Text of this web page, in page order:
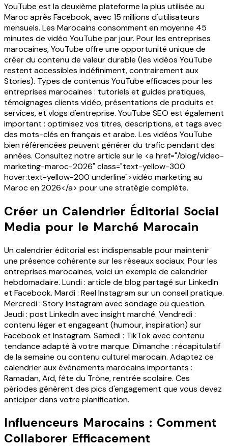
YouTube est la deuxième plateforme la plus utilisée au
Maroc après Facebook, avec 15 millions d'utilisateurs
mensuels. Les Marocains consomment en moyenne 45
minutes de vidéo YouTube par jour. Pour les entreprises
marocaines, YouTube offre une opportunité unique de
créer du contenu de valeur durable (les vidéos YouTube
restent accessibles indéfiniment, contrairement aux
Stories). Types de contenus YouTube efficaces pour les
entreprises marocaines : tutoriels et guides pratiques,
témoignages clients vidéo, présentations de produits et
services, et vlogs d'entreprise. YouTube SEO est également
important : optimisez vos titres, descriptions, et tags avec
des mots-clés en français et arabe. Les vidéos YouTube
bien référencées peuvent générer du trafic pendant des
années. Consultez notre article sur le <a href="/blog/video-
marketing-maroc-2026" class="text-yellow-300
hover:text-yellow-200 underline">vidéo marketing au
Maroc en 2026</a> pour une stratégie complète.
Créer un Calendrier Éditorial Social
Media pour le Marché Marocain
Un calendrier éditorial est indispensable pour maintenir
une présence cohérente sur les réseaux sociaux. Pour les
entreprises marocaines, voici un exemple de calendrier
hebdomadaire. Lundi : article de blog partagé sur LinkedIn
et Facebook. Mardi : Reel Instagram sur un conseil pratique.
Mercredi : Story Instagram avec sondage ou question.
Jeudi : post LinkedIn avec insight marché. Vendredi :
contenu léger et engageant (humour, inspiration) sur
Facebook et Instagram. Samedi : TikTok avec contenu
tendance adapté à votre marque. Dimanche : récapitulatif
de la semaine ou contenu culturel marocain. Adaptez ce
calendrier aux événements marocains importants :
Ramadan, Aïd, fête du Trône, rentrée scolaire. Ces
périodes génèrent des pics d'engagement que vous devez
anticiper dans votre planification.
Influenceurs Marocains : Comment
Collaborer Efficacement